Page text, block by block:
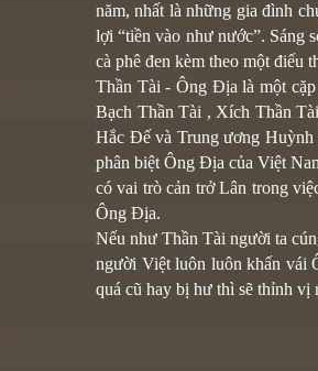
năm, nhất là những gia đình
lợi “tiền vào như nước”. Sáng
cà phê đen kèm theo một điếu
Thần Tài - Ông Địa là một
Bạch Thần Tài , Xích Thần
Hắc Đế và Trung ương Huỳnh
phân biệt Ông Địa của Việt
có vai trò cản trở Lân trong
Ông Địa.
Nếu như Thần Tài người ta
người Việt luôn luôn khấn vái
quá cũ hay bị hư thì sẽ thỉnh vị